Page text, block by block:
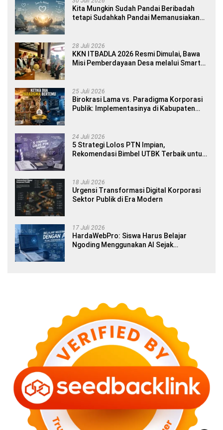
Kita Mungkin Sudah Pandai Beribadah
tetapi Sudahkah Pandai Memanusiakan
28 Juli 2026
KKN ITBADLA 2026 Resmi Dimulai, Bawa
Misi Pemberdayaan Desa melalui Smart
25 Juli 2026
Birokrasi Lama vs. Paradigma Korporasi
Publik: Implementasinya di Kabupaten
24 Juli 2026
5 Strategi Lolos PTN Impian,
Rekomendasi Bimbel UTBK Terbaik untuk
18 Juli 2026
Urgensi Transformasi Digital Korporasi
Sektor Publik di Era Modern
17 Juli 2026
HardaWebPro: Siswa Harus Belajar
Ngoding Menggunakan AI Sejak